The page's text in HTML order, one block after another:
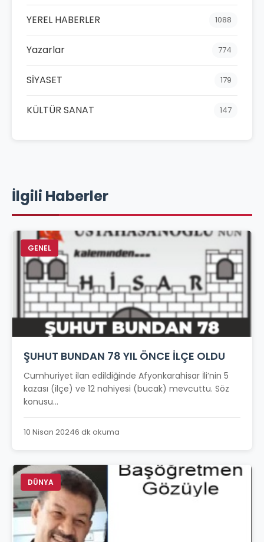
YEREL HABERLER 1088
Yazarlar 774
SİYASET 179
KÜLTÜR SANAT 147
İlgili Haberler
GENEL
ŞUHUT BUNDAN 78 YIL ÖNCE İLÇE OLDU
Cumhuriyet ilan edildiğinde Afyonkarahisar İli’nin 5
kazası (ilçe) ve 12 nahiyesi (bucak) mevcuttu. Söz
konusu...
10 Nisan 20246 dk okuma
DÜNYA